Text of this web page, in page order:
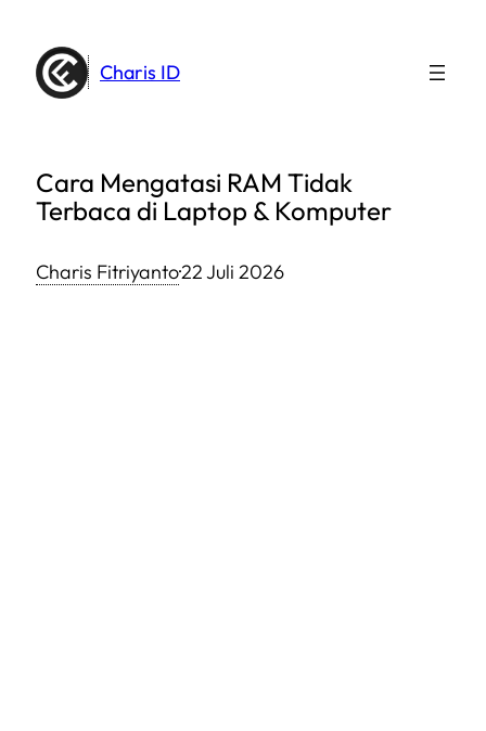
konten
Charis ID
Cara Mengatasi RAM Tidak
Terbaca di Laptop & Komputer
Charis Fitriyanto·22 Juli 2026